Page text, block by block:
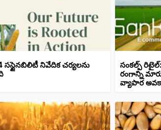
సస్టైనబిలిటీ నివేదిక చర్యలను
సంకల్ప్
రంగాన్ని
వ్యాపార